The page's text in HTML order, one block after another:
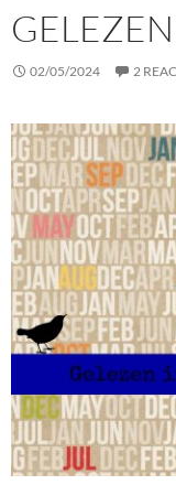
02/05/2024 2